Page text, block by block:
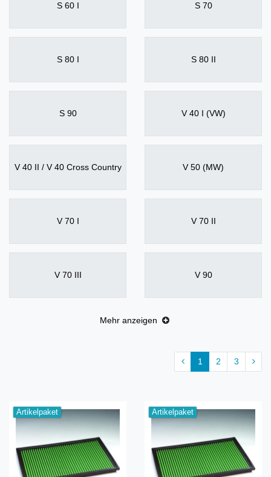
S 60 I S 70
S 80 I S 80 II
S 90 V 40 I (VW)
V 40 II / V 40 Cross Country V 50 (MW)
V 70 I V 70 II
V 70 III V 90
Mehr anzeigen
1 2 3
Artikelpaket Artikelpaket